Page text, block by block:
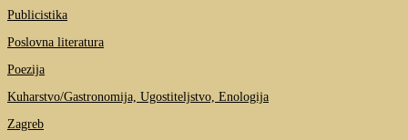
Publicistika
Poslovna literatura
Poezija
Kuharstvo/Gastronomija, Ugostiteljstvo, Enologija
Zagreb